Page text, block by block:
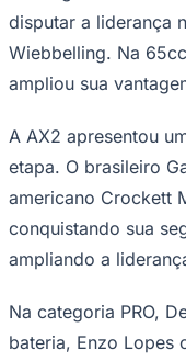
disputar a liderança
Wiebbelling. Na
ampliou sua
A AX2 apresentou
etapa. O brasileiro
americano Crockett
conquistando sua
ampliando a
Na categoria PRO,
bateria, Enzo Lopes